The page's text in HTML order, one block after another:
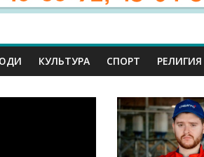
КУЛЬТУРА СПОРТ РЕЛИГИЯ